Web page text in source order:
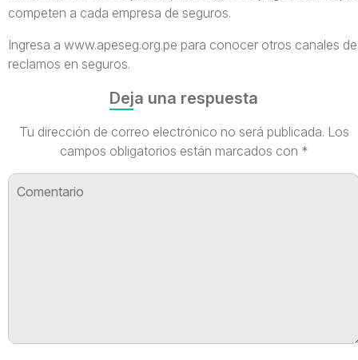
competen a cada empresa de seguros.
Ingresa a www.apeseg.org.pe para conocer otros canales de
reclamos en seguros.
Deja una respuesta
Tu dirección de correo electrónico no será publicada. Los
campos obligatorios están marcados con *